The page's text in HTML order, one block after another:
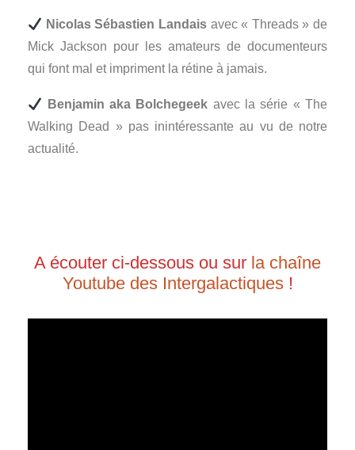
Nicolas Sébastien Landais avec « Threads » de
Mick Jackson pour les amateurs de documenteurs
qui font mal et impriment la rétine à jamais.
Benjamin aka Bolchegeek avec la série « The
Walking Dead » pas inintéressante au vu de notre
actualité.
A écouter ci-dessous ou sur la chaîne
Youtube des Intergalactiques!